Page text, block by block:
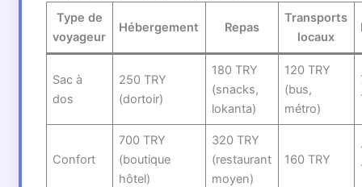
Type de
voyageur
Hébergement Repas
Transports
locaux
Sac à
dos
250 TRY
(dortoir)
180 TRY
(snacks,
lokanta)
120 TRY
(bus,
métro)
Confort
700 TRY
(boutique
hôtel)
320 TRY
(restaurant
moyen)
160 TRY